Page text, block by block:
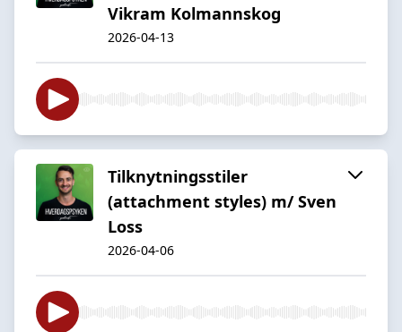
Vikram Kolmannskog
2026-04-13
Tilknytningsstiler
(attachment styles) m/ Sven
Loss
2026-04-06